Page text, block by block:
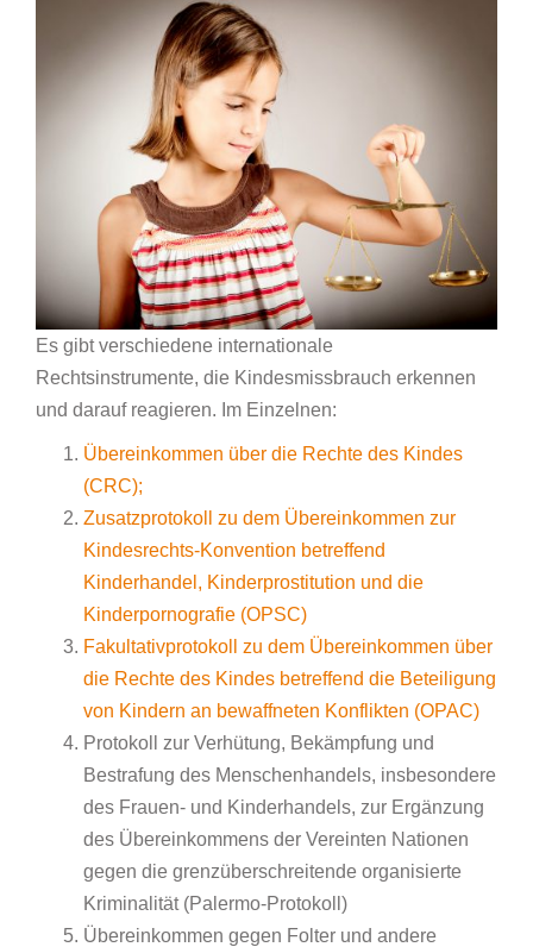
Es gibt verschiedene internationale
Rechtsinstrumente, die Kindesmissbrauch erkennen
und darauf reagieren. Im Einzelnen:
Übereinkommen über die Rechte des Kindes
(CRC);
Zusatzprotokoll zu dem Übereinkommen zur
Kindesrechts-Konvention betreffend
Kinderhandel, Kinderprostitution und die
Kinderpornografie (OPSC)
Fakultativprotokoll zu dem Übereinkommen über
die Rechte des Kindes betreffend die Beteiligung
von Kindern an bewaffneten Konflikten (OPAC)
Protokoll zur Verhütung, Bekämpfung und
Bestrafung des Menschenhandels, insbesondere
des Frauen- und Kinderhandels, zur Ergänzung
des Übereinkommens der Vereinten Nationen
gegen die grenzüberschreitende organisierte
Kriminalität (Palermo-Protokoll)
Übereinkommen gegen Folter und andere